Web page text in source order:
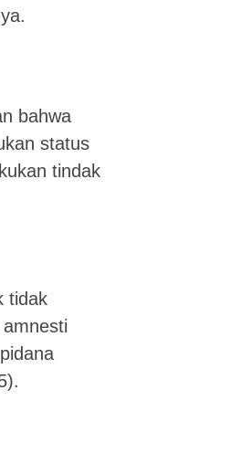
bahwa
status
tindak
tidak